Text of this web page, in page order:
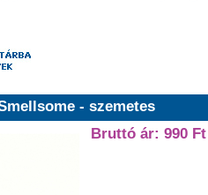
- szemetes
Bruttó ár: 990 Ft